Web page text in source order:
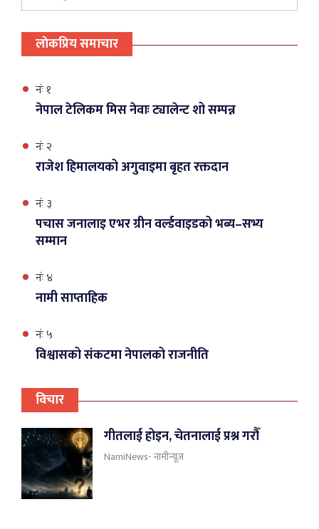
लाेकप्रिय समाचार
नंः १
नेपाल टेलिकम मिस नेवाः ट्यालेन्ट शो सम्पन्न
नंः २
राजेश हिमालयको अगुवाइमा बृहत रक्तदान
नंः ३
पचास जनालाइ एभर ग्रीन वर्ल्डवाइडको भब्य–सभ्य
सम्मान
नंः ४
नामी साप्ताहिक
नंः ५
विश्वासको संकटमा नेपालको राजनीति
विचार
गीतलाई होइन, चेतनालाई प्रश्न गरौँ
NamiNews- नामीन्यूज